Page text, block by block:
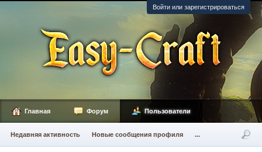
Войти или зарегистрироваться
Главная Форум Пользователи
Недавняя активность Новые сообщения профиля ...